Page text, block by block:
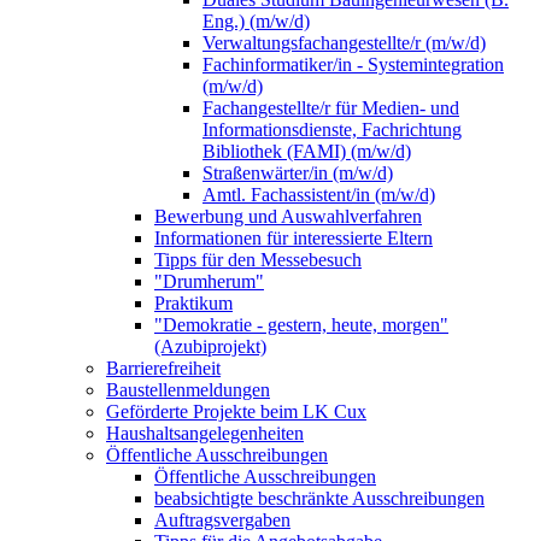
Eng.) (m/w/d)
Verwaltungsfachangestellte/r (m/w/d)
Fachinformatiker/in - Systemintegration
(m/w/d)
Fachangestellte/r für Medien- und
Informationsdienste, Fachrichtung
Bibliothek (FAMI) (m/w/d)
Straßenwärter/in (m/w/d)
Amtl. Fachassistent/in (m/w/d)
Bewerbung und Auswahlverfahren
Informationen für interessierte Eltern
Tipps für den Messebesuch
"Drumherum"
Praktikum
"Demokratie - gestern, heute, morgen"
(Azubiprojekt)
Barrierefreiheit
Baustellenmeldungen
Geförderte Projekte beim LK Cux
Haushaltsangelegenheiten
Öffentliche Ausschreibungen
Öffentliche Ausschreibungen
beabsichtigte beschränkte Ausschreibungen
Auftragsvergaben